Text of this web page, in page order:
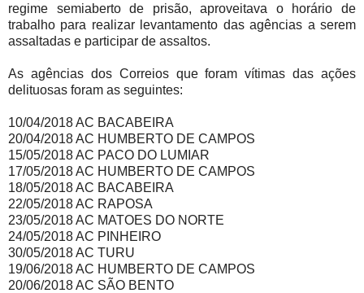
regime semiaberto de prisão, aproveitava o horário de
trabalho para realizar levantamento das agências a serem
assaltadas e participar de assaltos.
As agências dos Correios que foram vítimas das ações
delituosas foram as seguintes:
10/04/2018 AC BACABEIRA
20/04/2018 AC HUMBERTO DE CAMPOS
15/05/2018 AC PACO DO LUMIAR
17/05/2018 AC HUMBERTO DE CAMPOS
18/05/2018 AC BACABEIRA
22/05/2018 AC RAPOSA
23/05/2018 AC MATOES DO NORTE
24/05/2018 AC PINHEIRO
30/05/2018 AC TURU
19/06/2018 AC HUMBERTO DE CAMPOS
20/06/2018 AC SÃO BENTO